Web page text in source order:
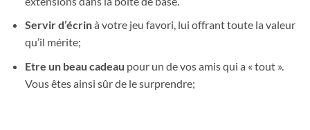
Servir d’écrinà votre jeu favori, lui offrant toute la valeur
qu’il mérite;
Etre un beau cadeau pour un de vos amis qui a « tout ».
Vous êtes ainsi sûr de le surprendre;